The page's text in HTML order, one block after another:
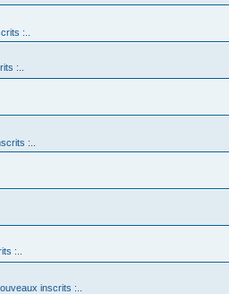
:..
:..
:..
:..
inscrits :..